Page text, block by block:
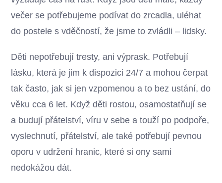
večer se potřebujeme podívat do zrcadla, uléhat
do postele s vděčností, že jsme to zvládli – lidsky.
Děti nepotřebují tresty, ani výprask. Potřebují
lásku, která je jim k dispozici 24/7 a mohou čerpat
tak často, jak si jen vzpomenou a to bez ustání, do
věku cca 6 let. Když děti rostou, osamostatňují se
a budují přátelství, víru v sebe a touží po podpoře,
vyslechnutí, přátelství, ale také potřebují pevnou
oporu v udržení hranic, které si ony sami
nedokážou dát.